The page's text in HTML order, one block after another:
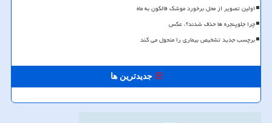
اولین تصویر از محل برخورد موشک فالکون به ماه
چرا جلوپنجره ها حذف شدند؟، عکس
برچسب جدید تشخیص بیماری را متحول می کند
جدیدترین ها